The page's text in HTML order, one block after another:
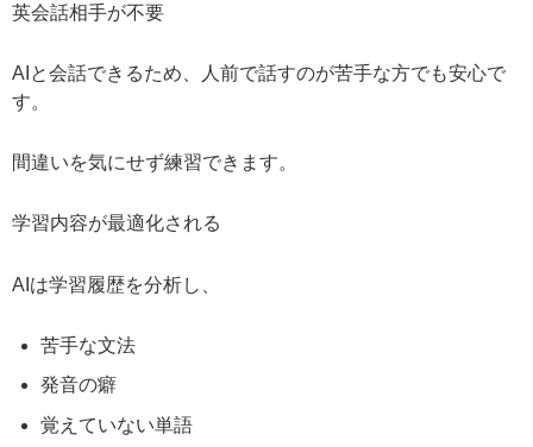
英会話相手が不要
AIと会話できるため、人前で話すのが苦手な方でも安心で
す。
間違いを気にせず練習できます。
学習内容が最適化される
AIは学習履歴を分析し、
苦手な文法
発音の癖
覚えていない単語